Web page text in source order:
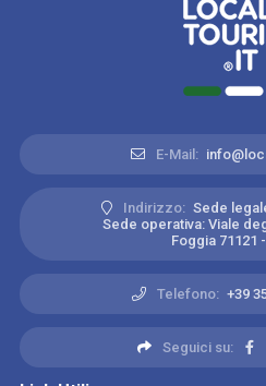
E-Mail:
Indirizzo: Sede
Sede operativa: Viale
Foggia 71121
Telefono: +39
Seguici su: